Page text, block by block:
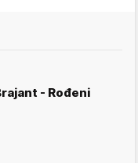
- Rođeni